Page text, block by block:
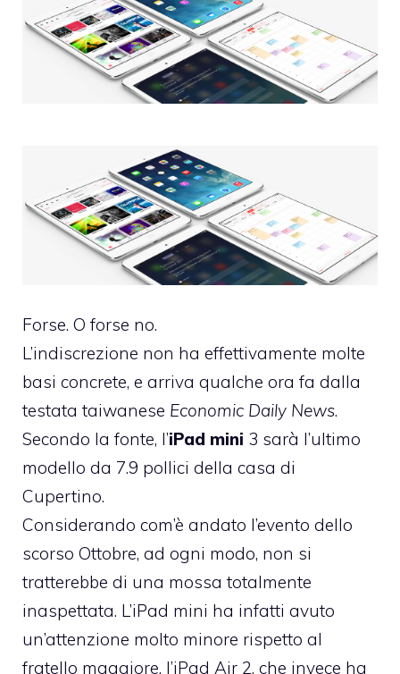
Forse. O forse no.
L’indiscrezione non ha effettivamente molte
basi concrete, e arriva qualche ora fa dalla
testata taiwanese Economic Daily News.
Secondo la fonte, l’iPad mini 3 sarà l’ultimo
modello da 7.9 pollici della casa di
Cupertino.
Considerando com’è andato l’evento dello
scorso Ottobre, ad ogni modo, non si
tratterebbe di una mossa totalmente
inaspettata. L’iPad mini ha infatti avuto
un’attenzione molto minore rispetto al
fratello maggiore, l’iPad Air 2, che invece ha